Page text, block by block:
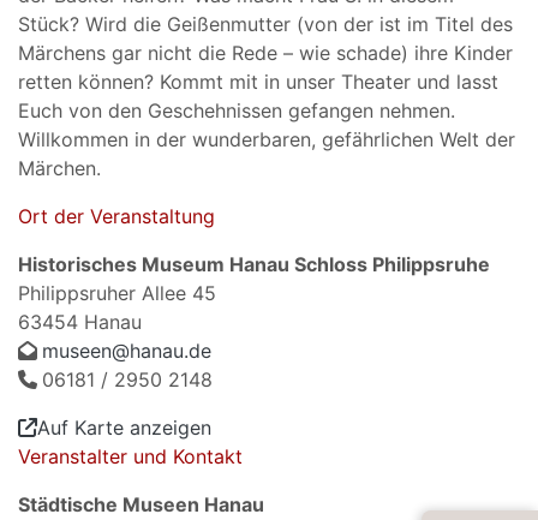
Stück? Wird die Geißenmutter (von der ist im Titel des
Märchens gar nicht die Rede – wie schade) ihre Kinder
retten können? Kommt mit in unser Theater und lasst
Euch von den Geschehnissen gefangen nehmen.
Willkommen in der wunderbaren, gefährlichen Welt der
Märchen.
Ort der Veranstaltung
Historisches Museum Hanau Schloss Philippsruhe
Philippsruher Allee 45
63454 Hanau
museen@hanau.de
06181 / 2950 2148
Auf Karte anzeigen
Veranstalter und Kontakt
Städtische Museen Hanau